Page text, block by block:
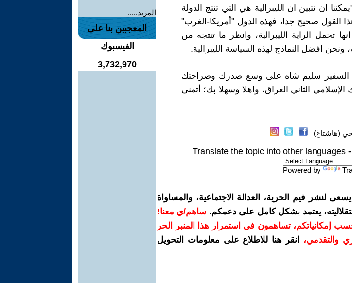
ان نتبين ان الليبرالية هي التي تنتج الدولة
القول صحيح جدا، فهذه الدول "أمريكا-الغرب"
تحمل الراية الليبرالية، وانظر ما تنتجه من
افضل النماذج لهذه السياسة الليبرالية.
السفير سليم شاه على وسع صدرك وصراحتك
الثاني العراق، واهلا وسهلا بك؛ أتمنى
(هاشتاغ)
Translate the topic into other languages
Powered by
لنشر قيم الحرية، العدالة الاجتماعية، والمساواة
يعتمد بشكل كامل على دعمكم. ساهم/ي معنا!
أو أكثر حسب إمكانياتكم، تساهمون في استمرار هذا المنبر الحر
والتقدمي،
انقر هنا للاطلاع على معلومات التحويل
المزيد.....
المعجبين بنا على
الفيسبوك
3,732,970